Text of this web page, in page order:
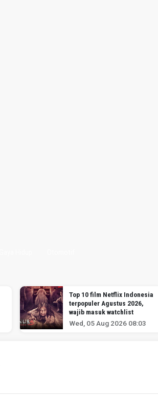
Top 10 film Netflix Indonesia
terpopuler Agustus 2026,
wajib masuk watchlist
Wed, 05 Aug 2026 08:03